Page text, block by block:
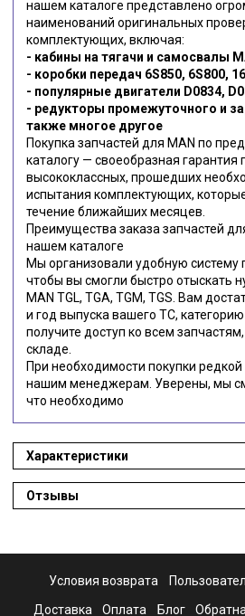
нашем каталоге представлено
наименований оригинальных
комплектующих, включая:
- кабины на тягачи и самосвалы
- коробки передач 6S850, 6S800,
- популярные двигатели D0834,
- редукторы промежуточного и
также многое другое
Покупка запчастей для MAN по
каталогу — своеобразная гарантия
высококлассных, прошедших
испытания комплектующих,
течение ближайших месяцев.
Преимущества заказа запчастей
нашем каталоге
Мы организовали удобную систему
чтобы вы смогли быстро отыскать
MAN TGL, TGA, TGM, TGS. Вам
и год выпуска вашего ТС,
получите доступ ко всем
складе.
При необходимости покупки редкой
нашим менеджерам. Уверены, мы
что необходимо
Характеристики
Отзывы
Условия возврата
Доставка Оплата Блог